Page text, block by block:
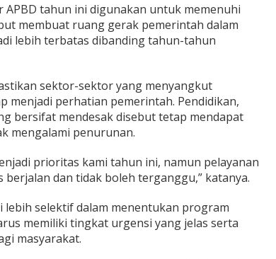
tahun ini digunakan untuk memenuhi
membuat ruang gerak pemerintah dalam
lebih terbatas dibanding tahun-tahun
sektor-sektor yang menyangkut
menjadi perhatian pemerintah. Pendidikan,
bersifat mendesak disebut tetap mendapat
mengalami penurunan.
prioritas kami tahun ini, namun pelayanan
dan tidak boleh terganggu,” katanya.
selektif dalam menentukan program
memiliki tingkat urgensi yang jelas serta
masyarakat.